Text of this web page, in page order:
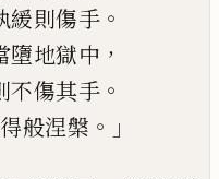
緩則傷手 。
墮地獄中 ，
不傷其手 。
般涅槃 。」